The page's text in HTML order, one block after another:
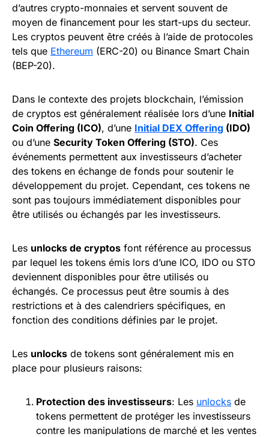
d’autres crypto-monnaies et servent souvent de
moyen de financement pour les start-ups du secteur.
Les cryptos peuvent être créés à l’aide de protocoles
tels que Ethereum (ERC-20) ou Binance Smart Chain
(BEP-20).
Dans le contexte des projets blockchain, l’émission
de cryptos est généralement réalisée lors d’une Initial
Coin Offering (ICO), d’une Initial DEX Offering (IDO)
ou d’une Security Token Offering (STO). Ces
événements permettent aux investisseurs d’acheter
des tokens en échange de fonds pour soutenir le
développement du projet. Cependant, ces tokens ne
sont pas toujours immédiatement disponibles pour
être utilisés ou échangés par les investisseurs.
Les unlocks de cryptos font référence au processus
par lequel les tokens émis lors d’une ICO, IDO ou STO
deviennent disponibles pour être utilisés ou
échangés. Ce processus peut être soumis à des
restrictions et à des calendriers spécifiques, en
fonction des conditions définies par le projet.
Les unlocks de tokens sont généralement mis en
place pour plusieurs raisons:
Protection des investisseurs: Les unlocks de
tokens permettent de protéger les investisseurs
contre les manipulations de marché et les ventes